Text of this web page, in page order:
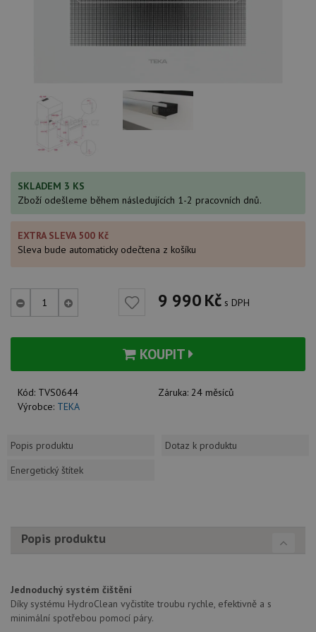
SKLADEM 3 KS
Zboží odešleme během následujících 1-2 pracovních dnů.
EXTRA SLEVA 500 Kč
Sleva bude automaticky odečtena z košíku
9 990Kč s DPH
KOUPIT
Kód: TVS0644 Záruka: 24 měsíců
Výrobce: TEKA
Popis produktu
Dotaz k produktu
Energetický štítek
Popis produktu
Jednoduchý systém čištění
Díky systému HydroClean vyčistíte troubu rychle, efektivně a s
minimální spotřebou pomocí páry.